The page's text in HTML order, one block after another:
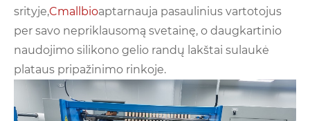
srityje,Cmallbioaptarnauja pasaulinius vartotojus
per savo nepriklausomą svetainę, o daugkartinio
naudojimo silikono gelio randų lakštai sulaukė
plataus pripažinimo rinkoje.